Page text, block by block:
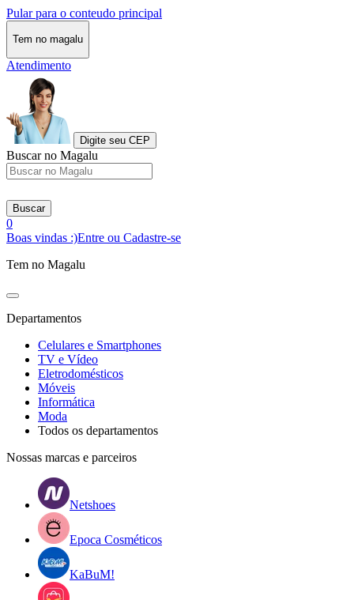
Pular para o conteudo principal
Tem no magalu
Atendimento
Digite seu CEP
Buscar no Magalu
Buscar
0
Boas vindas :)Entre ou Cadastre-se
Tem no Magalu
Departamentos
Celulares e Smartphones
TV e Vídeo
Eletrodomésticos
Móveis
Informática
Moda
Todos os departamentos
Nossas marcas e parceiros
Netshoes
Epoca Cosméticos
KaBuM!